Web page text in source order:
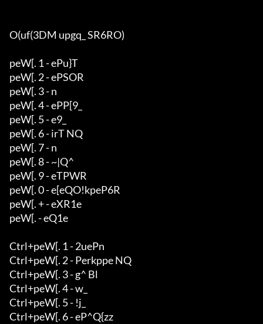
O(uf(3DM upgq_ SR6RO)
peW[. 1 - ePu}T
peW[. 2 - ePSOR
peW[. 3 - n
peW[. 4 - ePP[9_
peW[. 5 - e9_
peW[. 6 - irT NQ
peW[. 7 - n
peW[. 8 - ~|Q^
peW[. 9 - eTPWR
peW[. 0 - e[eQO!kpeP6R
peW[. + - eXR1e
peW[. - eQ1e
Ctrl+peW[. 1 - 2uePn
Ctrl+peW[. 2 - Perkppe NQ
Ctrl+peW[. 3 - g^ Bl
Ctrl+peW[. 4 - w_
Ctrl+peW[. 5 - !j_
Ctrl+peW[. 6 - eP^Q{zz